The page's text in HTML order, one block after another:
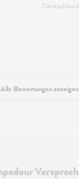
Alle Bewertungen anzeigen